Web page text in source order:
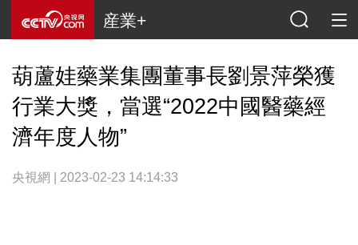
産業+
葫蘆娃藥業集團董事長劉景萍榮獲
行業大獎，當選“2022中國醫藥經
濟年度人物”
央視網 | 2023-02-23 14:14:33